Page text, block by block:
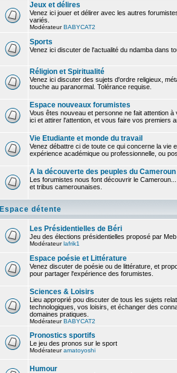
Jeux et délires
Venez ici jouer et délirer avec les autres
variés.
ModérateurBABYCAT2
Sports
Venez ici discuter de l'actualité du ndamba dans
Réligion et Spiritualité
Venez ici discuter des sujets d'ordre religieux,
touche au paranormal. Tolérance requise.
Espace nouveaux forumistes
Vous êtes nouveau et personne ne fait attention
ici et attirer l'attention, et vous faire vos premiers
Vie Etudiante et monde du travail
Venez débattre ci de toute ce qui concerne la vie
expérience académique ou professionnelle, ou
A la découverte des peuples du Cameroun
Les forumistes nous font découvrir le
et tribus camerounaises.
Espace détente
Les Présidentielles de Béri
Jeu des élections présidentielles proposé par Meb
Modérateurlafrik1
Espace poésie et Littérature
Venez discuter de poésie ou de littérature, et
pour partager l'expérience des forumistes.
Sciences & Loisirs
Lieu approprié pou discuter de tous les sujets
technologiques, vos loisirs, et échanger des
domaines pratiques.
ModérateurBABYCAT2
Pronostics sportifs
Le jeu des pronos sur le sport
Modérateuramatoyoshi
Humour